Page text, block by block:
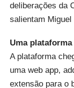
deliberações da
salientam
Uma
A plataforma
uma web app,
extensão para o